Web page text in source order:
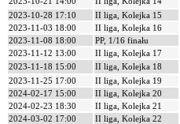
2023-10-28 17:10
II liga, Kolejka 15
2023-11-03 18:00
II liga, Kolejka 16
2023-11-08 18:00
PP, 1/16 finału
2023-11-12 13:00
II liga, Kolejka 17
2023-11-18 15:00
II liga, Kolejka 18
2023-11-25 17:00
II liga, Kolejka 19
2024-02-17 15:00
II liga, Kolejka 20
2024-02-23 18:30
II liga, Kolejka 21
2024-03-02 17:00
II liga, Kolejka 22